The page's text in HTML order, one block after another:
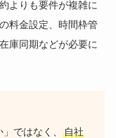
よりも要件が複雑に
料金設定、時間枠管
庫同期などが必要に
」ではなく、自社